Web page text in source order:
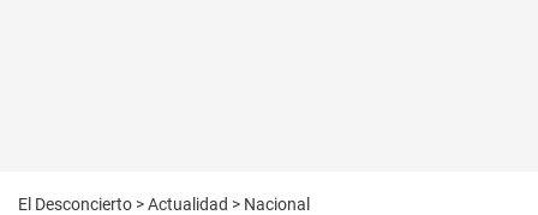
El Desconcierto >Actualidad > Nacional